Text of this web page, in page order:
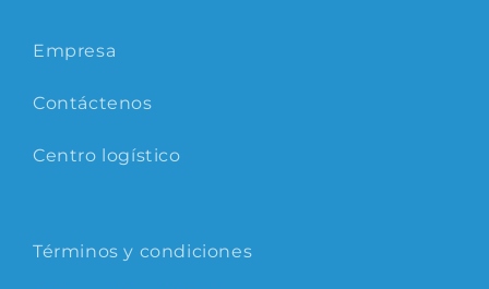
Empresa
Contáctenos
Centro logístico
Términos y condiciones